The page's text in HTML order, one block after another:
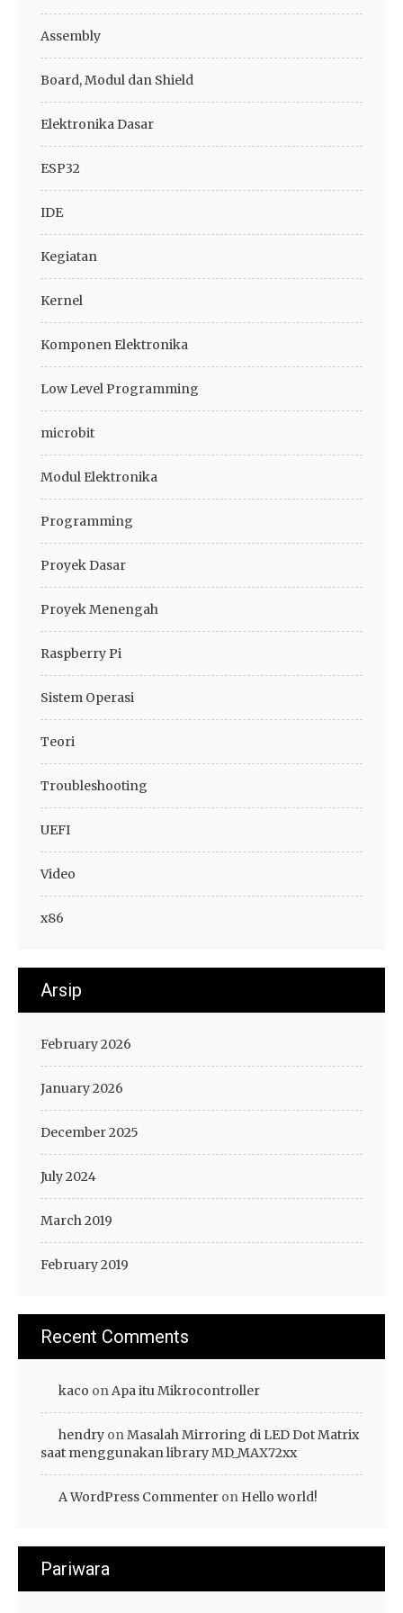
Assembly
Board, Modul dan Shield
Elektronika Dasar
ESP32
IDE
Kegiatan
Kernel
Komponen Elektronika
Low Level Programming
microbit
Modul Elektronika
Programming
Proyek Dasar
Proyek Menengah
Raspberry Pi
Sistem Operasi
Teori
Troubleshooting
UEFI
Video
x86
Arsip
February 2026
January 2026
December 2025
July 2024
March 2019
February 2019
Recent Comments
kaco on Apa itu Mikrocontroller
hendry on Masalah Mirroring di LED Dot Matrix
saat menggunakan library MD_MAX72xx
A WordPress Commenter on Hello world!
Pariwara